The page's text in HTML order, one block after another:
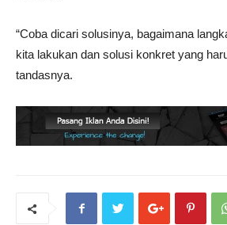
“Coba dicari solusinya, bagaimana
kita lakukan dan solusi konkret yang
tandasnya.